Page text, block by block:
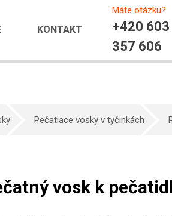
KONTAKT
Máte otázku?
+420 603
357 606
Pečatiace vosky v tyčinkách
vosk k